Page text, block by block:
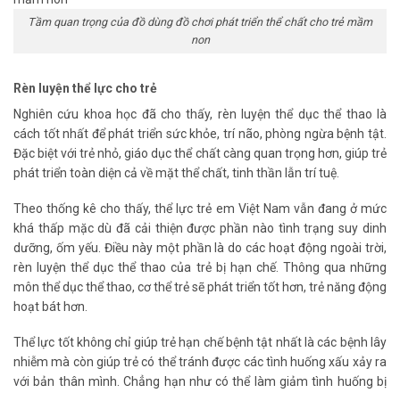
Tầm quan trọng của đồ dùng đồ chơi phát triển thể chất cho trẻ mầm
non
Rèn luyện thể lực cho trẻ
Nghiên cứu khoa học đã cho thấy, rèn luyện thể dục thể thao là
cách tốt nhất để phát triển sức khỏe, trí não, phòng ngừa bệnh tật.
Đặc biệt với trẻ nhỏ, giáo dục thể chất càng quan trọng hơn, giúp trẻ
phát triển toàn diện cả về mặt thể chất, tinh thần lẫn trí tuệ.
Theo thống kê cho thấy, thể lực trẻ em Việt Nam vẫn đang ở mức
khá thấp mặc dù đã cải thiện được phần nào tình trạng suy dinh
dưỡng, ốm yếu. Điều này một phần là do các hoạt động ngoài trời,
rèn luyện thể dục thể thao của trẻ bị hạn chế. Thông qua những
môn thể dục thể thao, cơ thể trẻ sẽ phát triển tốt hơn, trẻ năng động
hoạt bát hơn.
Thể lực tốt không chỉ giúp trẻ hạn chế bệnh tật nhất là các bệnh lây
nhiễm mà còn giúp trẻ có thể tránh được các tình huống xấu xảy ra
với bản thân mình. Chẳng hạn như có thể làm giảm tình huống bị